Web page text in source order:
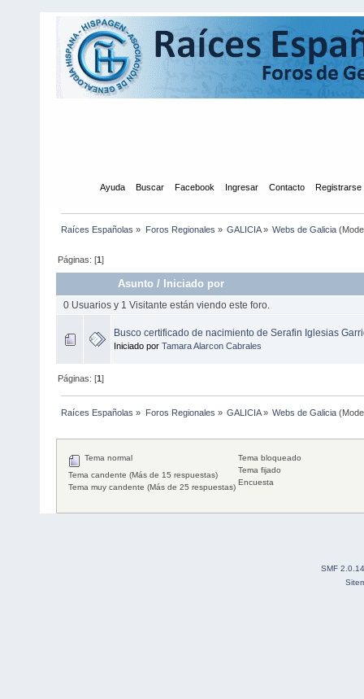
Ayuda Buscar Facebook Ingresar Contacto Registrarse
Raíces Españolas » Foros Regionales » GALICIA» Webs de Galicia
Páginas: [1]
Asunto / Iniciado por
0 Usuarios y 1 Visitante están viendo este foro.
Busco certificado de nacimiento de Serafin Iglesias
Iniciado por Tamara Alarcon Cabrales
Páginas: [1]
Raíces Españolas » Foros Regionales » GALICIA» Webs de Galicia
Tema normal
Tema candente (Más de 15 respuestas)
Tema muy candente (Más de 25 respuestas)
Tema bloqueado
Tema fijado
Encuesta
SMF 2.0.14